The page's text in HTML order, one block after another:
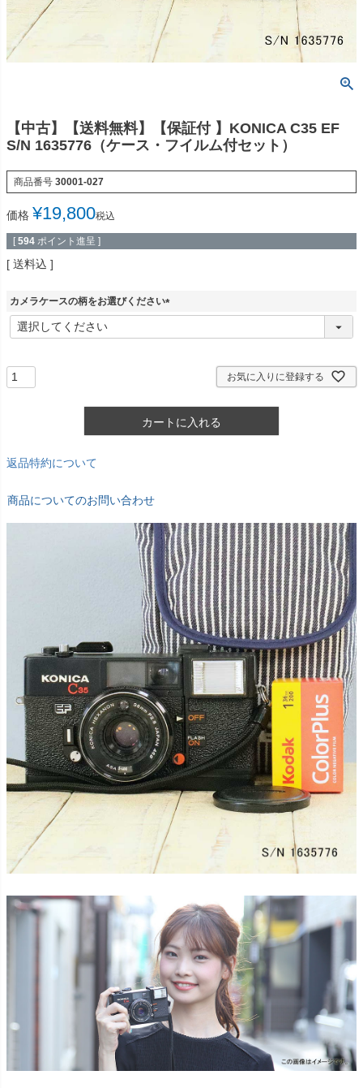
【中古】【送料無料】【保証付 】KONICA C35 EF
S/N 1635776（ケース・フイルム付セット）
商品番号 30001-027
価格 ¥19,800税込
[ 594 ポイント進呈 ]
送料込
カメラケースの柄をお選びください
(
お気に入りに登録する
カートに入れる
返品特約について
商品についてのお問い合わせ